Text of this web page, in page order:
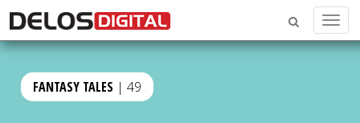
Menu
FANTASY TALES | 49